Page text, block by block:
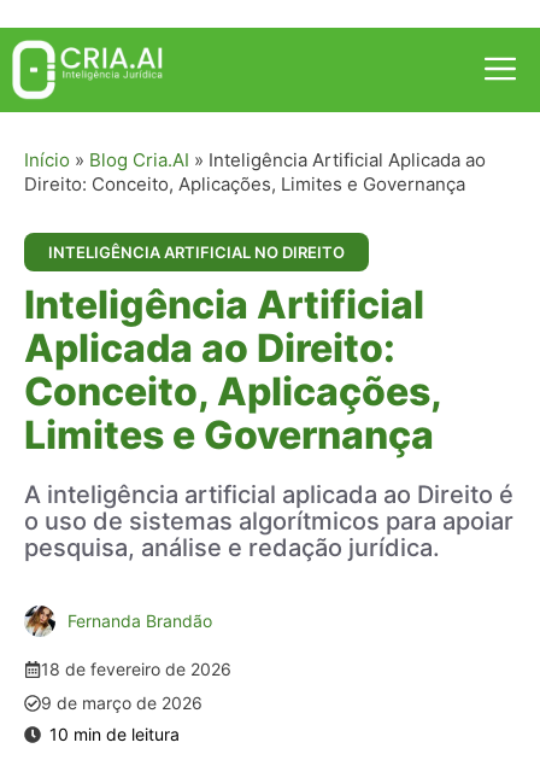
Pular
para
conteúdo
Início » Blog Cria.AI » Inteligência Artificial Aplicada ao
Direito: Conceito, Aplicações, Limites e Governança
INTELIGÊNCIA ARTIFICIAL NO DIREITO
Inteligência Artificial
Aplicada ao Direito:
Conceito, Aplicações,
Limites e Governança
A inteligência artificial aplicada ao Direito é
o uso de sistemas algorítmicos para apoiar
pesquisa, análise e redação jurídica.
Fernanda Brandão
18 de fevereiro de 2026
9 de março de 2026